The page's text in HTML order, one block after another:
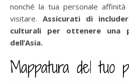
nonché la tua personale
visitare. Assicurati di
culturali per ottenere una
dell’Asia.
Mappatura del tuo